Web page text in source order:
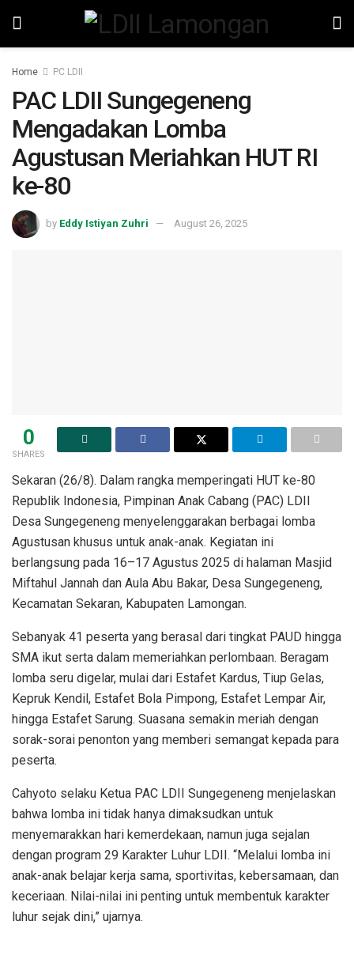
Home PC LDII
PAC LDII Sungegeneng
Mengadakan Lomba
Agustusan Meriahkan HUT RI
ke-80
by Eddy Istiyan Zuhri August 26, 2025
0
SHARES
Sekaran (26/8). Dalam rangka memperingati HUT ke-80
Republik Indonesia, Pimpinan Anak Cabang (PAC) LDII
Desa Sungegeneng menyelenggarakan berbagai lomba
Agustusan khusus untuk anak-anak. Kegiatan ini
berlangsung pada 16–17 Agustus 2025 di halaman Masjid
Miftahul Jannah dan Aula Abu Bakar, Desa Sungegeneng,
Kecamatan Sekaran, Kabupaten Lamongan.
Sebanyak 41 peserta yang berasal dari tingkat PAUD hingga
SMA ikut serta dalam memeriahkan perlombaan. Beragam
lomba seru digelar, mulai dari Estafet Kardus, Tiup Gelas,
Kepruk Kendil, Estafet Bola Pimpong, Estafet Lempar Air,
hingga Estafet Sarung. Suasana semakin meriah dengan
sorak-sorai penonton yang memberi semangat kepada para
peserta.
Cahyoto selaku Ketua PAC LDII Sungegeneng menjelaskan
bahwa lomba ini tidak hanya dimaksudkan untuk
menyemarakkan hari kemerdekaan, namun juga sejalan
dengan program 29 Karakter Luhur LDII. “Melalui lomba ini
anak-anak belajar kerja sama, sportivitas, kebersamaan, dan
keceriaan. Nilai-nilai ini penting untuk membentuk karakter
luhur sejak dini,” ujarnya.